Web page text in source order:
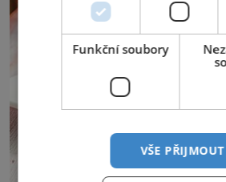
Funkční soubory
VŠE PŘIJMOUT